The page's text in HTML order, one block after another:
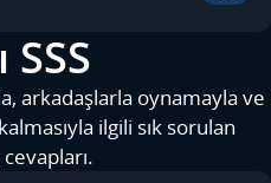
SSS
arkadaşlarla oynamayla ve
ilgili sık sorulan